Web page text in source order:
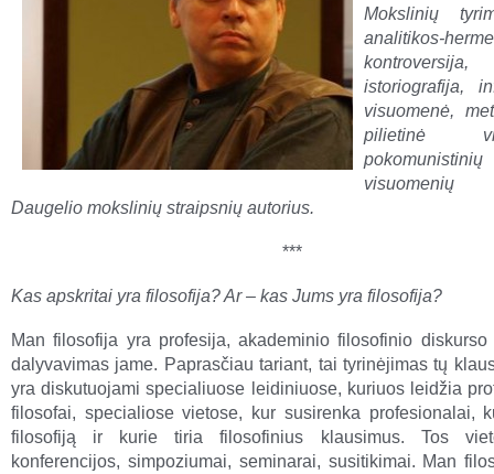
Mokslinių
analitikos-
kontroversija,
istoriografija,
visuomenė,
pilietinė
pokomunistinių
Daugelio mokslinių straipsnių autorius.
***
Kas apskritai yra filosofija? Ar – kas Jums yra filosofija?
Man filosofija yra profesija, akademinio filosofinio
dalyvavimas jame. Paprasčiau tariant, tai tyrinėjimas tų
yra diskutuojami specialiuose leidiniuose, kuriuos leidžia
filosofai, specialiose vietose, kur susirenka profesionalai,
filosofiją ir kurie tiria filosofinius klausimus. Tos
konferencijos, simpoziumai, seminarai, susitikimai. Man